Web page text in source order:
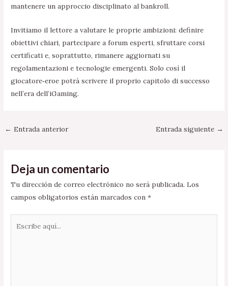
mantenere un approccio disciplinato al bankroll.
Invitiamo il lettore a valutare le proprie ambizioni: definire
obiettivi chiari, partecipare a forum esperti, sfruttare corsi
certificati e, soprattutto, rimanere aggiornati su
regolamentazioni e tecnologie emergenti. Solo così il
giocatore‑eroe potrà scrivere il proprio capitolo di successo
nell’era dell’iGaming.
← Entrada anterior Entrada siguiente →
Deja un comentario
Tu dirección de correo electrónico no será publicada. Los
campos obligatorios están marcados con*